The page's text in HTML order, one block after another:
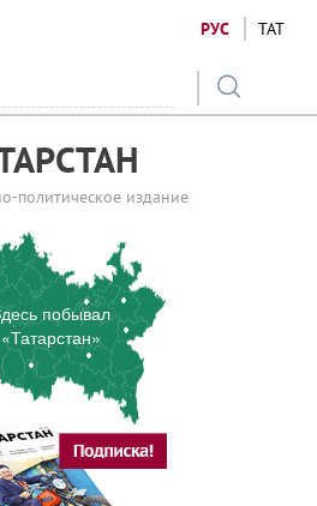
РУС ТАТ
политическое издание
побывал
«Татарстан»